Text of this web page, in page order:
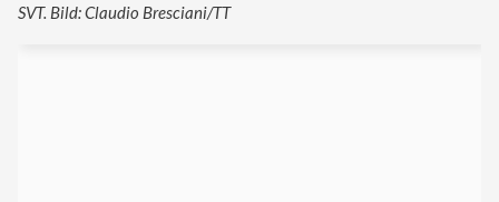
SVT. Bild: Claudio Bresciani/TT